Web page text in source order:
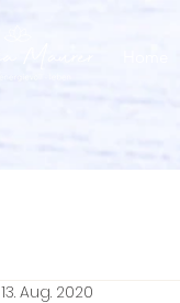
13. Aug. 2020